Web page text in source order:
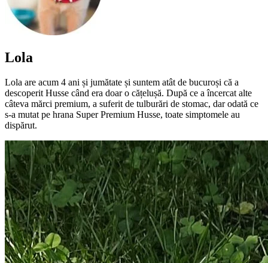
Lola
Lola are acum 4 ani și jumătate și suntem atât de bucuroși că a
descoperit Husse când era doar o cățelușă. După ce a încercat alte
câteva mărci premium, a suferit de tulburări de stomac, dar odată ce
s-a mutat pe hrana Super Premium Husse, toate simptomele au
dispărut.